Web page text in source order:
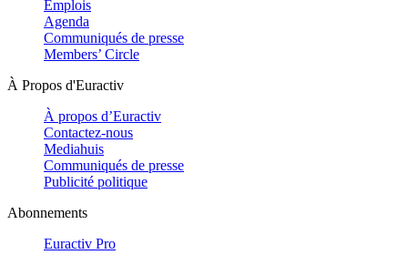
Emplois
Agenda
Communiqués de presse
Members’ Circle
À Propos d'Euractiv
À propos d’Euractiv
Contactez-nous
Mediahuis
Communiqués de presse
Publicité politique
Abonnements
Euractiv Pro